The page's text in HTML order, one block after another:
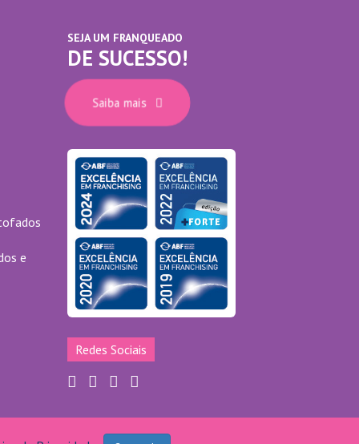
e
SEJA UM FRANQUEADO
DE SUCESSO!
Saiba mais
Redes Sociais